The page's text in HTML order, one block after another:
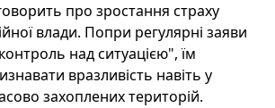
про зростання страху
влади. Попри регулярні заяви
над ситуацією", їм
вразливість навіть у
захоплених територій.